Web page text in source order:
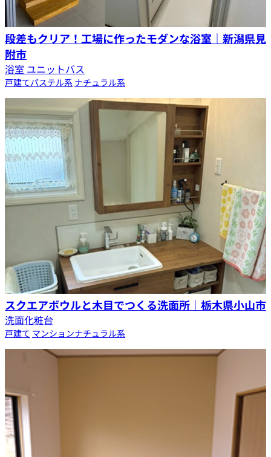
段差もクリア！工場に作ったモダンな浴室｜新潟県見
附市
浴室 ユニットバス
戸建てパステル系 ナチュラル系
スクエアボウルと木目でつくる洗面所｜栃木県小山市
洗面化粧台
戸建て マンションナチュラル系